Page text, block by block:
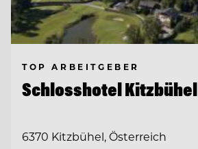
TOP ARBEITGEBER
Schlosshotel Kitzbühel
6370 Kitzbühel, Österreich